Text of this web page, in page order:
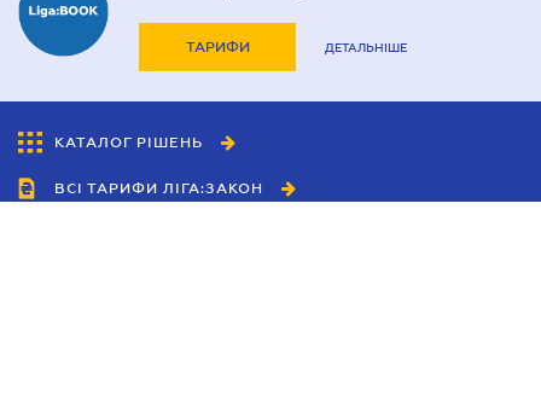
ТАРИФИ ДЕТАЛЬНІШЕ
КАТАЛОГ РІШЕНЬ
ВСІ ТАРИФИ ЛІГА:ЗАКОН